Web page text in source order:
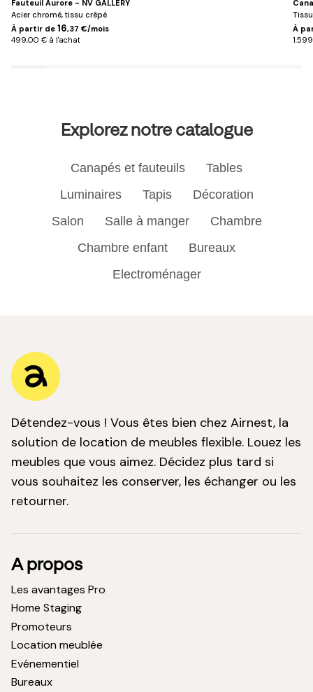
Fauteuil Aurore - NV GALLERY
Acier chromé, tissu crêpé
À partir de 16,37 €/mois
499,00 € à l'achat
À
Explorez notre catalogue
Canapés et fauteuils
Tables
Luminaires
Tapis
Décoration
Salon
Salle à manger
Chambre
Chambre enfant
Bureaux
Electroménager
Détendez-vous ! Vous êtes bien chez Airnest, la
solution de location de meubles flexible. Louez les
meubles que vous aimez. Décidez plus tard si
vous souhaitez les conserver, les échanger ou les
retourner.
A propos
Les avantages Pro
Home Staging
Promoteurs
Location meublée
Evénementiel
Bureaux